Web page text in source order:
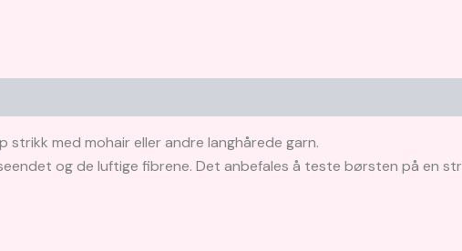
strikk med mohair eller andre langhårede garn.
og de luftige fibrene. Det anbefales å teste børsten på en